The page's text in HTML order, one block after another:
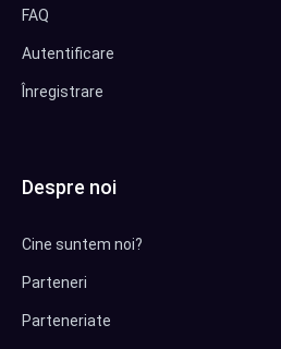
FAQ
Autentificare
Înregistrare
Despre noi
Cine suntem noi?
Parteneri
Parteneriate